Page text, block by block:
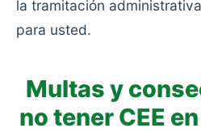
la tramitación
para usted.
Multas y
no tener CEE